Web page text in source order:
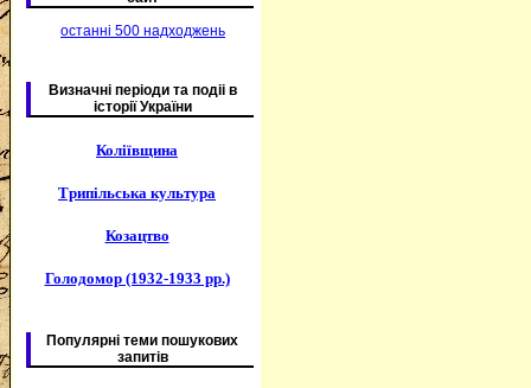
останні 500 надходжень
Визначні періоди та подіі в
історії України
Коліївщина
Трипільська культура
Козацтво
Голодомор (1932-1933 рр.)
Популярні теми пошукових
запитів